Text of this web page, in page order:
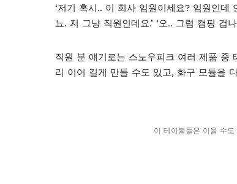
‘저기 혹시.. 이 회사 임원이세요? 임원인데
뇨. 저 그냥 직원인데요.’ ‘오.. 그럼 캠핑 겁
직원 분 얘기로는 스노우피크 여러 제품 중
리 이어 길게 만들 수도 있고, 화구 모듈을
이 테이블들은 이을 수